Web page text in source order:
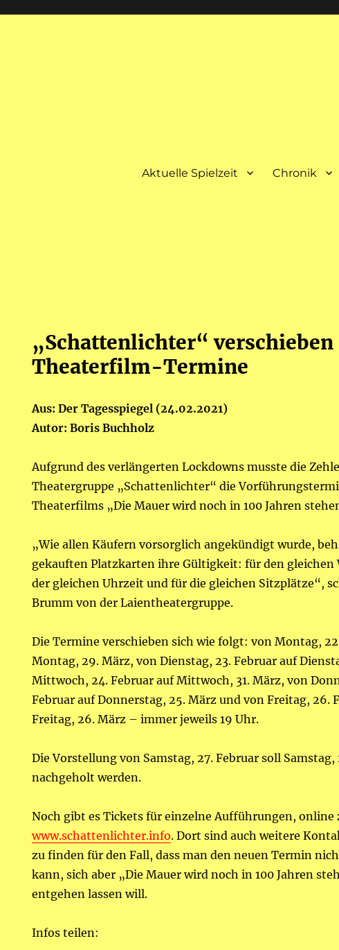
Aktuelle Spielzeit Chronik
„Schattenlichter“ verschieben
Theaterfilm-Termine
Aus: Der Tagesspiegel (24.02.2021)
Autor: Boris Buchholz
Aufgrund des verlängerten Lockdowns musste die
Theatergruppe „Schattenlichter“ die
Theaterfilms „Die Mauer wird noch in 100 Jahren
„Wie allen Käufern vorsorglich angekündigt wurde,
gekauften Platzkarten ihre Gültigkeit: für den gleichen
der gleichen Uhrzeit und für die gleichen Sitzplätze“,
Brumm von der Laientheatergruppe.
Die Termine verschieben sich wie folgt: von Montag,
Montag, 29. März, von Dienstag, 23. Februar auf
Mittwoch, 24. Februar auf Mittwoch, 31. März, von
Februar auf Donnerstag, 25. März und von Freitag, 26.
Freitag, 26. März – immer jeweils 19 Uhr.
Die Vorstellung von Samstag, 27. Februar soll Samstag,
nachgeholt werden.
Noch gibt es Tickets für einzelne Aufführungen, online
www.schattenlichter.info. Dort sind auch weitere
zu finden für den Fall, dass man den neuen Termin
kann, sich aber „Die Mauer wird noch in 100 Jahren
entgehen lassen will.
Infos teilen: